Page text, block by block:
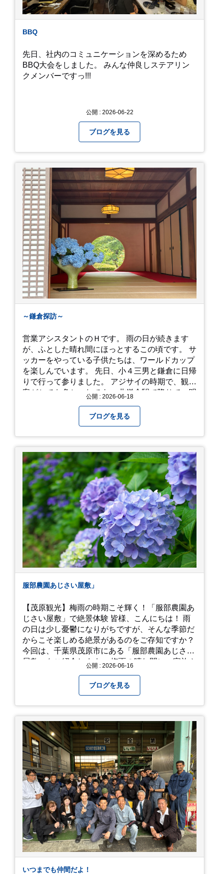
BBQ
先日、社内のコミュニケーションを深めるため
BBQ大会をしました。 みんな仲良しステアリン
クメンバーですっ!!!
公開 : 2026-06-22
ブログを見る
～鎌倉探訪～
営業アシスタントのＨです。 雨の日が続きます
が、ふとした晴れ間にほっとするこの頃です。 サ
ッカーをやっている子供たちは、ワールドカップ
を楽しんでいます。 先日、小４三男と鎌倉に日帰
りで行って参りました。 アジサイの時期で、観光
客がとても多かったです。 北鎌倉駅で降りて、明
器を購入⇒お昼ご飯⇒鶴岡八幡宮⇒江ノ電で大仏
へ。 江ノ島は時間切れで断念！ 明月院のアジサ
イは白にフチが紫のが特に素敵だと思いました。
中１次男が小学校の修学旅行で鎌倉に行った時に
お昼を食べてお勧めという「玉子焼おざわ」のだ
し巻き卵はとてもおいしかったです。 鶴岡八幡宮
のハスは時期が早かったですが、来月は見事だろ
うなぁ。 それでは、皆さん、梅雨冷えの日もござ
いますが、お元気でお過ごし下さい。
公開 : 2026-06-18
ブログを見る
服部農園あじさい屋敷」
【茂原観光】梅雨の時期こそ輝く！「服部農園あ
じさい屋敷」で絶景体験 皆様、こんにちは！ 雨
の日は少し憂鬱になりがちですが、そんな季節だ
からこそ楽しめる絶景があるのをご存知ですか？
今回は、千葉県茂原市にある「服部農園あじさい
屋敷」をご紹介します。 梅雨の晴れ間に、家族や
め尽くす「あじさい」 服部農園あじさい屋敷の魅
力は、なんといってもそのスケール感。約18,000
平方メートルの広大な敷地に、なんと250種類以
上・約20,000株ものアジサイが植えられていま
す。 山肌を埋め尽くすように咲き誇るブルー、ピ
ンク、紫のアジサイは圧巻の一言。 歩道が整備さ
れているので、アジサイの中に囲まれるような感
覚で散策を楽しめます。 写真好きにはたまらない
「フォトジェニック」な景色 あじさい屋敷は、ど
こを切り取っても絵になる場所ばかり。 高い場所
からの眺望: 敷地が高い位置にあるため、あじさ
い越しに広がる茂原の景色を一望できます。 小道
での撮影: アジサイの小道を歩いている後ろ姿
は、とても幻想的で素敵な写真になりますよ。 梅
雨の季節特有の「しっとりと濡れたアジサイ」も
素敵ですし、晴れた日の「キラキラした光を浴び
たアジサイ」も最高です。ぜひカメラを持って出
公開 : 2026-06-16
ブログを見る
いつまでも仲間だよ！